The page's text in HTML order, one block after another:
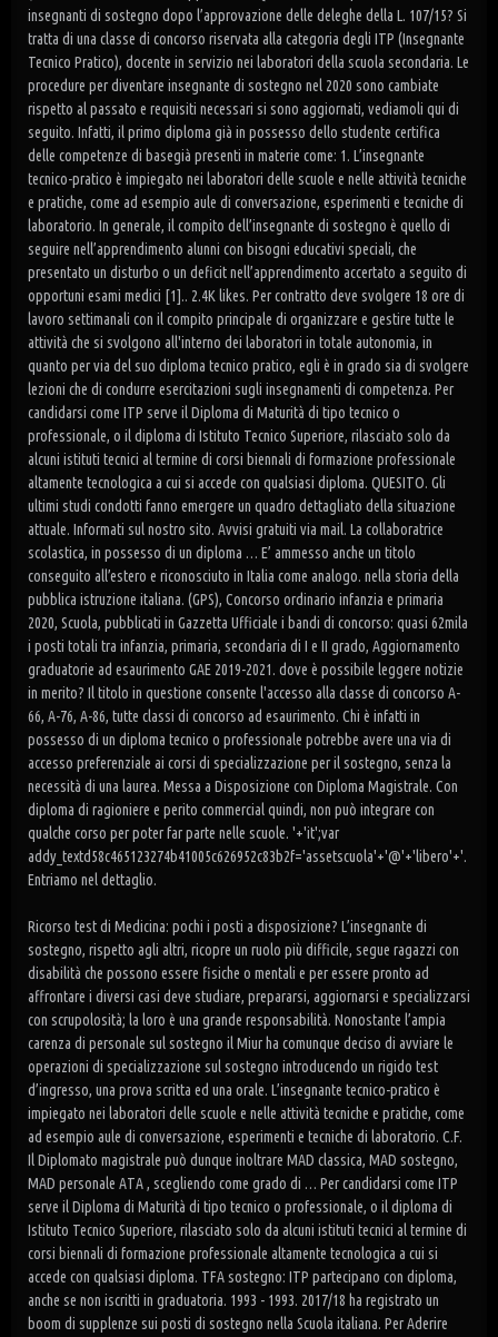
insegnanti di sostegno dopo l’approvazione delle deleghe della L. 107/15? Si
tratta di una classe di concorso riservata alla categoria degli ITP (Insegnante
Tecnico Pratico), docente in servizio nei laboratori della scuola secondaria. Le
procedure per diventare insegnante di sostegno nel 2020 sono cambiate
rispetto al passato e requisiti necessari si sono aggiornati, vediamoli qui di
seguito. Infatti, il primo diploma già in possesso dello studente certifica
delle competenze di basegià presenti in materie come: 1. L’insegnante
tecnico-pratico è impiegato nei laboratori delle scuole e nelle attività tecniche
e pratiche, come ad esempio aule di conversazione, esperimenti e tecniche di
laboratorio. In generale, il compito dell’insegnante di sostegno è quello di
seguire nell’apprendimento alunni con bisogni educativi speciali, che
presentato un disturbo o un deficit nell’apprendimento accertato a seguito di
opportuni esami medici [1].. 2.4K likes. Per contratto deve svolgere 18 ore di
lavoro settimanali con il compito principale di organizzare e gestire tutte le
attività che si svolgono all'interno dei laboratori in totale autonomia, in
quanto per via del suo diploma tecnico pratico, egli è in grado sia di svolgere
lezioni che di condurre esercitazioni sugli insegnamenti di competenza. Per
candidarsi come ITP serve il Diploma di Maturità di tipo tecnico o
professionale, o il diploma di Istituto Tecnico Superiore, rilasciato solo da
alcuni istituti tecnici al termine di corsi biennali di formazione professionale
altamente tecnologica a cui si accede con qualsiasi diploma. QUESITO. Gli
ultimi studi condotti fanno emergere un quadro dettagliato della situazione
attuale. Informati sul nostro sito. Avvisi gratuiti via mail. La collaboratrice
scolastica, in possesso di un diploma … E’ ammesso anche un titolo
conseguito all’estero e riconosciuto in Italia come analogo. nella storia della
pubblica istruzione italiana. (GPS), Concorso ordinario infanzia e primaria
2020, Scuola, pubblicati in Gazzetta Ufficiale i bandi di concorso: quasi 62mila
i posti totali tra infanzia, primaria, secondaria di I e II grado, Aggiornamento
graduatorie ad esaurimento GAE 2019-2021. dove è possibile leggere notizie
in merito? Il titolo in questione consente l'accesso alla classe di concorso A-
66, A-76, A-86, tutte classi di concorso ad esaurimento. Chi è infatti in
possesso di un diploma tecnico o professionale potrebbe avere una via di
accesso preferenziale ai corsi di specializzazione per il sostegno, senza la
necessità di una laurea. Messa a Disposizione con Diploma Magistrale. Con
diploma di ragioniere e perito commercial quindi, non può integrare con
qualche corso per poter far parte nelle scuole. '+'it';var
addy_textd58c465123274b41005c626952c83b2f='assetscuola'+'@'+'libero'+'.
Entriamo nel dettaglio.
Ricorso test di Medicina: pochi i posti a disposizione? L’insegnante di
sostegno, rispetto agli altri, ricopre un ruolo più difficile, segue ragazzi con
disabilità che possono essere fisiche o mentali e per essere pronto ad
affrontare i diversi casi deve studiare, prepararsi, aggiornarsi e specializzarsi
con scrupolosità; la loro è una grande responsabilità. Nonostante l’ampia
carenza di personale sul sostegno il Miur ha comunque deciso di avviare le
operazioni di specializzazione sul sostegno introducendo un rigido test
d’ingresso, una prova scritta ed una orale. L’insegnante tecnico-pratico è
impiegato nei laboratori delle scuole e nelle attività tecniche e pratiche, come
ad esempio aule di conversazione, esperimenti e tecniche di laboratorio. C.F.
Il Diplomato magistrale può dunque inoltrare MAD classica, MAD sostegno,
MAD personale ATA , scegliendo come grado di … Per candidarsi come ITP
serve il Diploma di Maturità di tipo tecnico o professionale, o il diploma di
Istituto Tecnico Superiore, rilasciato solo da alcuni istituti tecnici al termine di
corsi biennali di formazione professionale altamente tecnologica a cui si
accede con qualsiasi diploma. TFA sostegno: ITP partecipano con diploma,
anche se non iscritti in graduatoria. 1993 - 1993. 2017/18 ha registrato un
boom di supplenze sui posti di sostegno nella Scuola italiana. Per Aderire